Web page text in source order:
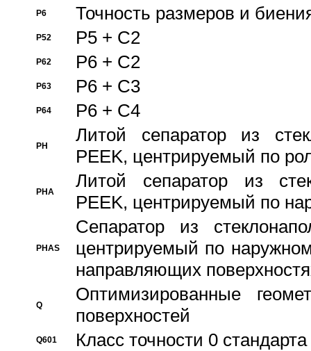
P6 Точность размеров и
P52 P5 + C2
P62 P6 + C2
P63 P6 + C3
P64 P6 + C4
PH
Литой сепаратор из
PEEK, центрируемый по
PHA
Литой сепаратор из
PEEK, центрируемый по
PHAS
Сепаратор из
центрируемый по
направляющих
Q
Оптимизированные
поверхностей
Q601 Класс точности 0